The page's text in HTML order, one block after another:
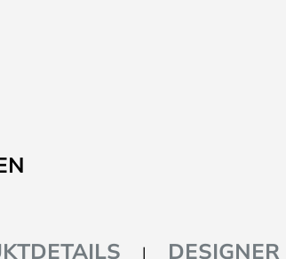
DESIGNER